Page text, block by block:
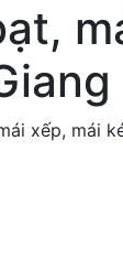
xếp, mái